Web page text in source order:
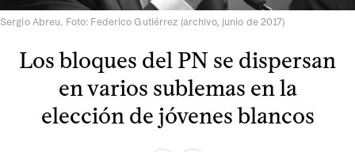
Sergio Abreu. Foto: Federico Gutiérrez (archivo, junio de 2017)
Los bloques del PN se dispersan
en varios sublemas en la
elección de jóvenes blancos